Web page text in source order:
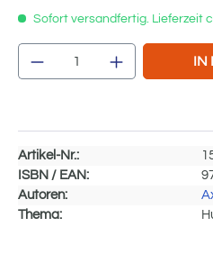
Sofort versandfertig. Lieferzeit
Produkt Anzahl: GibIN
Artikel-Nr.:
ISBN / EAN:
Autoren:
Thema: